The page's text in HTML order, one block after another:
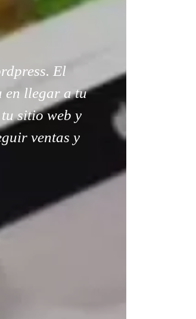
El
en llegar a tu
sitio web y
ventas y